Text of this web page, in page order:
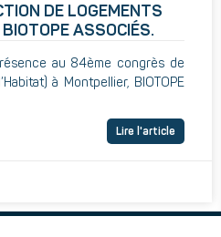
DE LOGEMENTS
ASSOCIÉS.
au 84ème congrès de
à Montpellier, BIOTOPE
Lire l'article